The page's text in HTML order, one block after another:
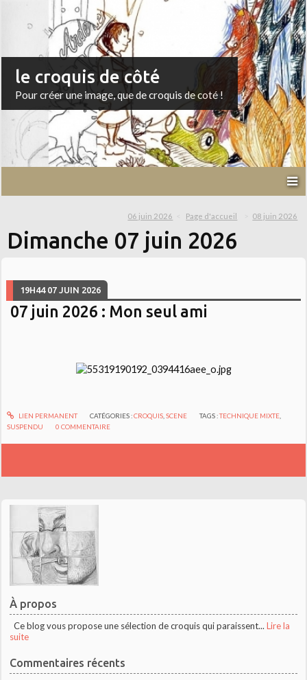
le croquis de côté
Pour créer une image, que de croquis de coté !
06 juin 2026 Page d'accueil 08 juin 2026
Dimanche 07 juin 2026
19H44 07 JUIN 2026
07 juin 2026 : Mon seul ami
LIEN PERMANENT CATÉGORIES :CROQUIS, SCENE TAGS :TECHNIQUE MIXTE
SUSPENDU
0 COMMENTAIRE
À propos
Ce blog vous propose une sélection de croquis qui paraissent... Lire la
suite
Commentaires récents